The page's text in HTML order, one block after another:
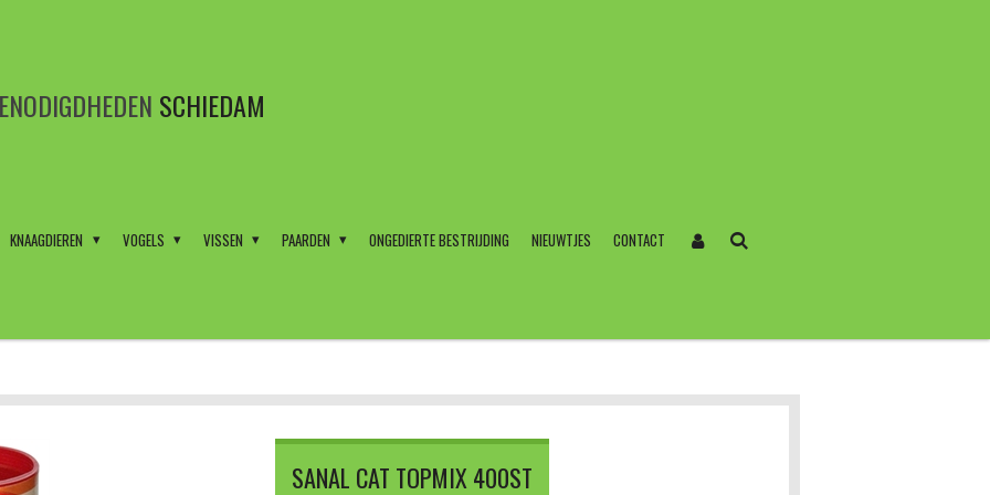
SCHIEDAM
KNAAGDIEREN VOGELS VISSEN PAARDEN ONGEDIERTE BESTRIJDING NIEUWTJES CONTACT
SANAL CAT TOPMIX 400ST